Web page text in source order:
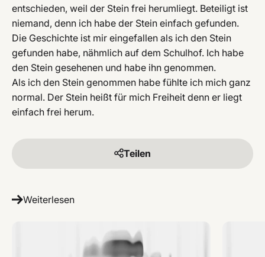
entschieden, weil der Stein frei herumliegt. Beteiligt ist
niemand, denn ich habe der Stein einfach gefunden.
Die Geschichte ist mir eingefallen als ich den Stein
gefunden habe, nähmlich auf dem Schulhof. Ich habe
den Stein gesehenen und habe ihn genommen.
Als ich den Stein genommen habe fühlte ich mich ganz
normal. Der Stein heißt für mich Freiheit denn er liegt
einfach frei herum.
Teilen
Weiterlesen